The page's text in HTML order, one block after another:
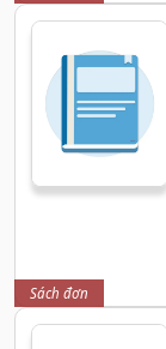
Sách đơn